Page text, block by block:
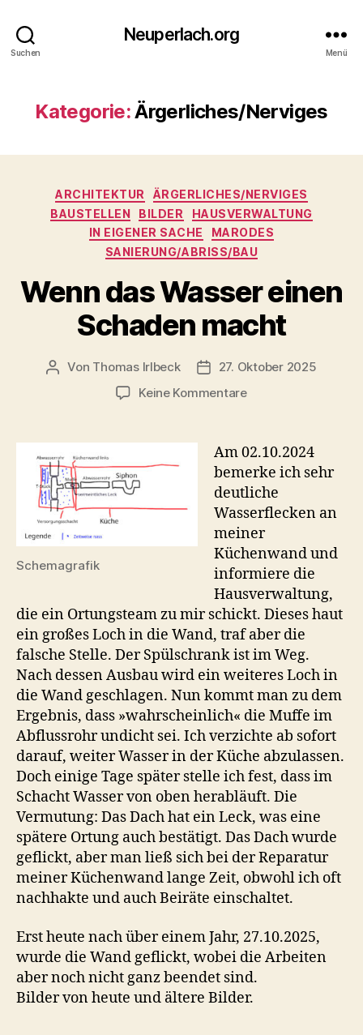
Suchen
Neuperlach.org
Menü
Kategorie:Ärgerliches/Nerviges
Kategorien
ARCHITEKTUR
ÄRGERLICHES/NERVIGES
BAUSTELLEN
BILDER
HAUSVERWALTUNG
IN EIGENER SACHE
MARODES
SANIERUNG/ABRISS/BAU
Wenn das Wasser einen
Schaden macht
Beitragsautor
Von Thomas Irlbeck Veröffentlichungsdatum
27. Oktober 2025
Keine Kommentarezu
Wasser
einen
Schaden
macht
Schemagrafik
Am 02.10.2024
bemerke ich sehr
deutliche
Wasserflecken an
meiner
Küchenwand und
informiere die
Hausverwaltung,
die ein Ortungsteam zu mir schickt. Dieses haut
ein großes Loch in die Wand, traf aber die
falsche Stelle. Der Spülschrank ist im Weg.
Nach dessen Ausbau wird ein weiteres Loch in
die Wand geschlagen. Nun kommt man zu dem
Ergebnis, dass »wahrscheinlich« die Muffe im
Abflussrohr undicht sei. Ich verzichte ab sofort
darauf, weiter Wasser in der Küche abzulassen.
Doch einige Tage später stelle ich fest, dass im
Schacht Wasser von oben herabläuft. Die
Vermutung: Das Dach hat ein Leck, was eine
spätere Ortung auch bestätigt. Das Dach wurde
geflickt, aber man ließ sich bei der Reparatur
meiner Küchenwand lange Zeit, obwohl ich oft
nachhakte und auch Beiräte einschaltet.
Erst heute nach über einem Jahr, 27.10.2025,
wurde die Wand geflickt, wobei die Arbeiten
aber noch nicht ganz beendet sind.
Bilder von heute und ältere Bilder.